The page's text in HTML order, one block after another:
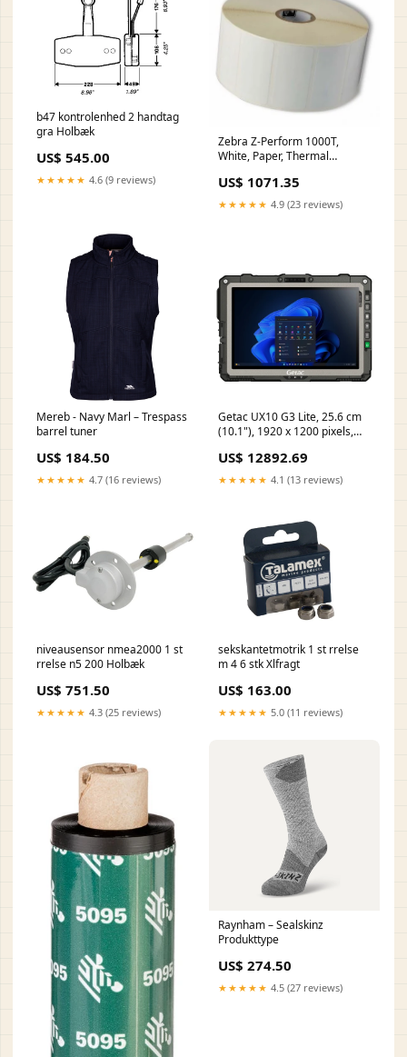
b47 kontrolenhed 2 handtag
gra Holbæk
US$ 545.00
★★★★★ 4.6 (9 reviews)
Zebra Z-Perform 1000T,
White, Paper, Thermal
Rectangle Label Printers
US$ 1071.35
★★★★★ 4.9 (23 reviews)
Mereb - Navy Marl – Trespass
barrel tuner
US$ 184.50
★★★★★ 4.7 (16 reviews)
Getac UX10 G3 Lite, 25.6 cm
(10.1"), 1920 x 1200 pixels,
Pro, Black Pc Modules
US$ 12892.69
★★★★★ 4.1 (13 reviews)
niveausensor nmea2000 1 st
rrelse n5 200 Holbæk
US$ 751.50
★★★★★ 4.3 (25 reviews)
sekskantetmotrik 1 st rrelse
m 4 6 stk Xlfragt
US$ 163.00
★★★★★ 5.0 (11 reviews)
Raynham – Sealskinz
Produkttype
US$ 274.50
★★★★★ 4.5 (27 reviews)